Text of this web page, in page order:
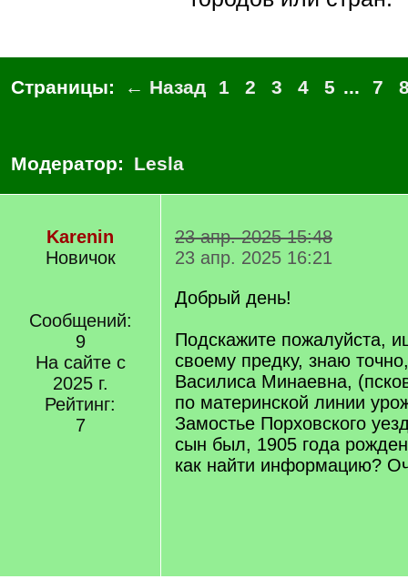
Страницы: ← Назад 1 2 3 4 5 ... 7
Модератор: Lesla
Karenin
Новичок
Сообщений:
9
На сайте с
2025 г.
Рейтинг:
7
23 апр. 2025 15:48
23 апр. 2025 16:21
Добрый день!
Подскажите пожалуйста,
своему предку, знаю
Василиса Минаевна,
по материнской линии
Замостье Порховского
сын был, 1905 года
как найти информацию?